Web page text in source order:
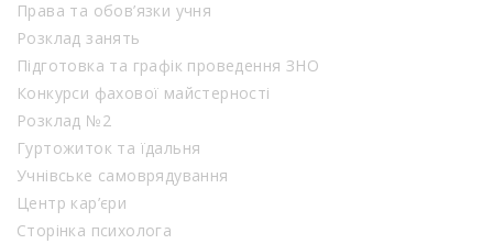
Права та обов’язки учня
Розклад занять
Підготовка та графік проведення ЗНО
Конкурси фахової майстерності
Розклад №2
Гуртожиток та їдальня
Учнівське самоврядування
Центр кар’єри
Сторінка психолога